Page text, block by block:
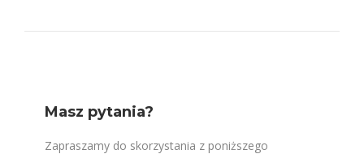
Masz pytania?
Zapraszamy do skorzystania z poniższego